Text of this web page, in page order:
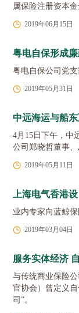
属保险注册资本
2019年06月15日
粤电自保形成
粤电自保公司党
2019年05月31日
中远海运与船
4月15日下午，中
公司郑晓哲董事
2019年05月11日
上海电气香港
业内专家向蓝鲸
2019年03月04日
服务实体经济
与传统商业保险
官协会）曾定义
司”。